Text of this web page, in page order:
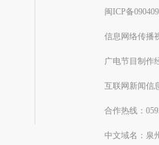
闽ICP备
信息网络传播
广电节目制作
互联网新闻信
合作热线：
中文域名：泉